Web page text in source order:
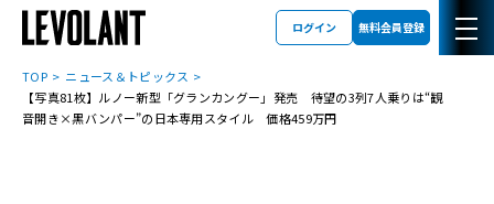
ログイン 無料会員登録
TOP
ニュース＆トピックス
【写真81枚】ルノー新型「グランカングー」発売 待望の3列7人乗りは“観
音開き×黒バンパー”の日本専用スタイル 価格459万円